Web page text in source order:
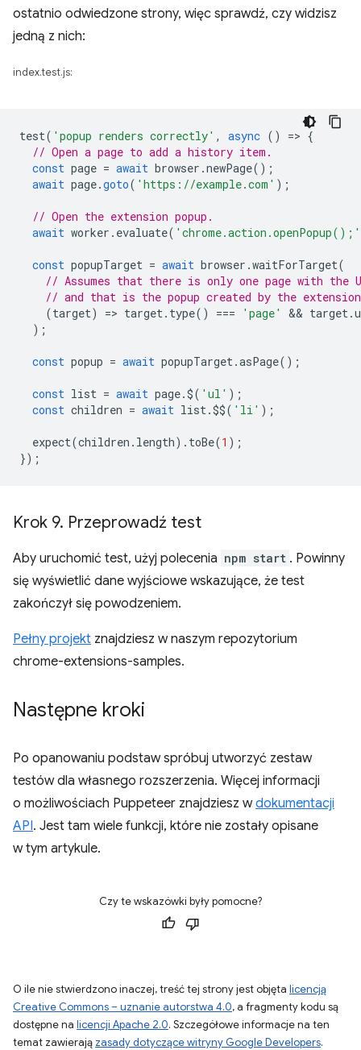
ostatnio odwiedzone strony, więc sprawdź, czy widzisz
jedną z nich:
index.test.js:
test( 'popup renders correctly' , async () => {
// Open a page to add a history item.
const page = await browser .newPage();
await page.goto( 'https://example.com' );
// Open the extension popup.
await worker . evaluate( 'chrome.action.openPopup();'
const popupTarget = await browser .waitForTarget(
// Assumes that there is only one page with the
// and that is the popup created by the
(target) => target. type() === 'page' && target.
);
const popup = await popupTarget.asPage();
const list = await page.$( 'ul' );
const children = await list.$$( 'li' );
expect(children . length). toBe(1 );
});
Krok 9. Przeprowadź test
Aby uruchomić test, użyj polecenia npm start . Powinny
się wyświetlić dane wyjściowe wskazujące, że test
zakończył się powodzeniem.
Pełny projekt znajdziesz w naszym repozytorium
chrome-extensions-samples.
Następne kroki
Po opanowaniu podstaw spróbuj utworzyć zestaw
testów dla własnego rozszerzenia. Więcej informacji
o możliwościach Puppeteer znajdziesz wdokumentacji
API. Jest tam wiele funkcji, które nie zostały opisane
w tym artykule.
Czy te wskazówki były pomocne?
O ile nie stwierdzono inaczej, treść tej strony jest objęta licencją
Creative Commons – uznanie autorstwa 4.0, a fragmenty kodu są
dostępne na licencji Apache 2.0. Szczegółowe informacje na ten
temat zawierają zasady dotyczące witryny Google Developers.